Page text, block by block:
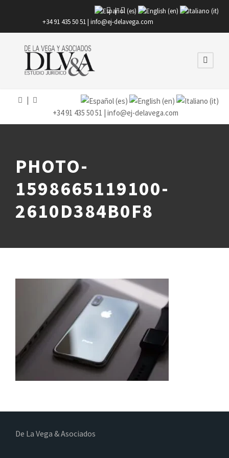
|
+34 91 435 50 51 | info@ej-delavega.com
+34 91 435 50 51 | info@ej-delavega.com
PHOTO-
1598665119100-
2610D384B0F8
De La Vega & Asociados